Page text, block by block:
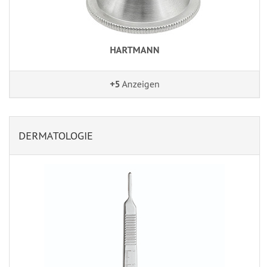
HARTMANN
+5 Anzeigen
DERMATOLOGIE